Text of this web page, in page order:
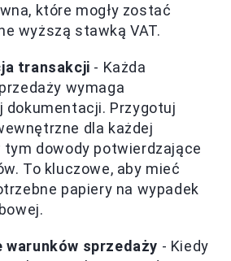
które mogły zostać
wyższą stawką VAT.
transakcji - Każda
wymaga
dokumentacji. Przygotuj
dla każdej
tym dowody potwierdzające
To kluczowe, aby mieć
papiery na wypadek
warunków sprzedaży - Kiedy